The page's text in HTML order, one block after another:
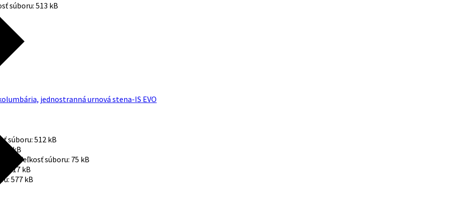
súboru: 513 kB
jednostranná urnová stena-IS EVO
súboru:512 kB
182 kB
Veľkosť súboru: 75 kB
17 kB
577 kB